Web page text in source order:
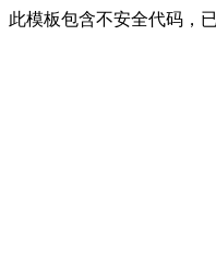
此模板包含不安全代码，